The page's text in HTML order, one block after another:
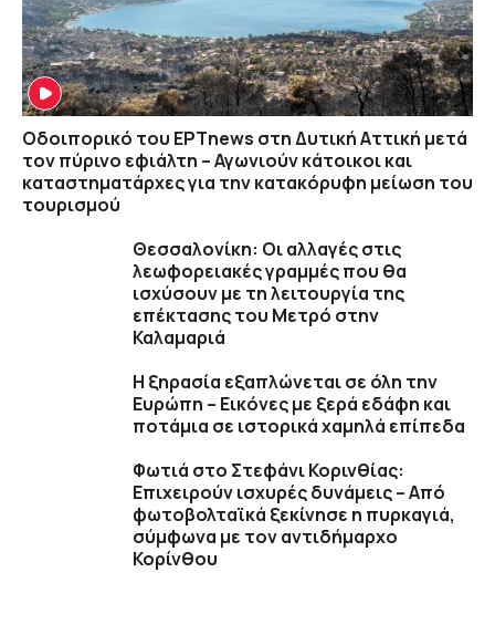
Οδοιπορικό του ΕΡΤnews στη Δυτική Αττική μετά
τον πύρινο εφιάλτη – Αγωνιούν κάτοικοι και
καταστηματάρχες για την κατακόρυφη μείωση του
τουρισμού
Θεσσαλονίκη: Οι αλλαγές στις
λεωφορειακές γραμμές που θα
ισχύσουν με τη λειτουργία της
επέκτασης του Μετρό στην
Καλαμαριά
Η ξηρασία εξαπλώνεται σε όλη την
Ευρώπη – Εικόνες με ξερά εδάφη και
ποτάμια σε ιστορικά χαμηλά επίπεδα
Φωτιά στο Στεφάνι Κορινθίας:
Επιχειρούν ισχυρές δυνάμεις – Από
φωτοβολταϊκά ξεκίνησε η πυρκαγιά,
σύμφωνα με τον αντιδήμαρχο
Κορίνθου